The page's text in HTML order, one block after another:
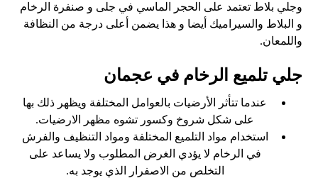
وجلي بلاط تعتمد على الحجر الماسي في جلى و صنفرة الرخام
و البلاط والسيراميك أيضا و هذا يضمن أعلى درجة من النظافة
واللمعان.
جلي تلميع الرخام في عجمان
عندما تتأثر الأرضيات بالعوامل المختلفة ويظهر ذلك بها
على شكل شروخ وكسور تشوه مظهر الارضيات.
استخدام مواد التلميع المختلفة ومواد التنظيف والفرش
في الرخام لا يؤدي الغرض المطلوب ولا يساعد على
التخلص من الاصفرار الذي يوجد به.